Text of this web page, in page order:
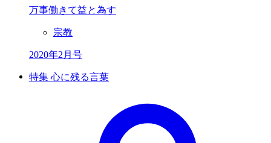
万事働きて益と為す
宗教
2020年2月号
特集 心に残る言葉